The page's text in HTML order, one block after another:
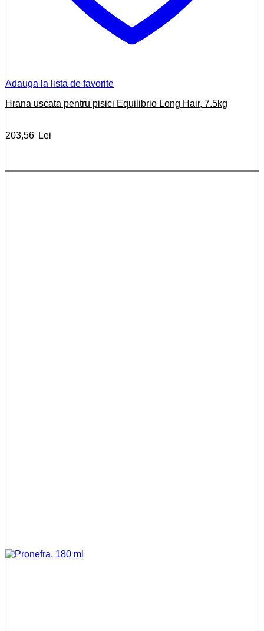
Adauga la lista de favorite
Hrana uscata pentru pisici Equilibrio Long Hair, 7.5kg
203,56 Lei